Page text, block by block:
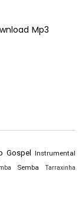
Mp3
Gospel Instrumental
Semba Tarraxinha